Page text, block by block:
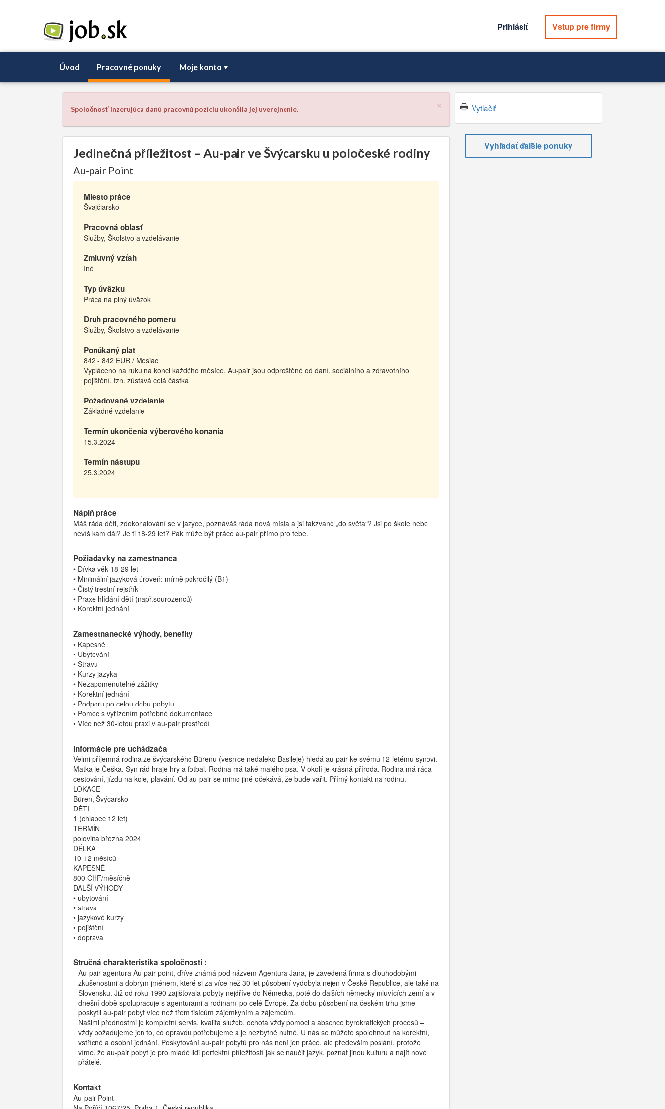
Prihlásiť Vstup pre firmy
Úvod Pracovné ponuky Moje konto
×
Spoločnosť inzerujúca danú pracovnú pozíciu ukončila jej uverejnenie.
Jedinečná příležitost – Au-pair ve Švýcarsku u poločeské rodiny
Au-pair Point
Miesto práce
Švajčiarsko
Pracovná oblasť
Služby, Školstvo a vzdelávanie
Zmluvný vzťah
Iné
Typ úväzku
Práca na plný úväzok
Druh pracovného pomeru
Služby, Školstvo a vzdelávanie
Ponúkaný plat
842 - 842 EUR / Mesiac
Vypláceno na ruku na konci každého měsíce. Au-pair jsou odproštěné od daní, sociálního a zdravotního
pojištění, tzn. zůstává celá částka
Požadované vzdelanie
Základné vzdelanie
Termín ukončenia výberového konania
15.3.2024
Termín nástupu
25.3.2024
Náplň práce
Máš ráda děti, zdokonalování se v jazyce, poznáváš ráda nová místa a jsi takzvaně „do světa“? Jsi po škole nebo
nevíš kam dál? Je ti 18-29 let? Pak může být práce au-pair přímo pro tebe.
Požiadavky na zamestnanca
• Dívka věk 18-29 let
• Minimální jazyková úroveň: mírně pokročilý (B1)
• Čistý trestní rejstřík
• Praxe hlídání dětí (např.sourozenců)
• Korektní jednání
Zamestnanecké výhody, benefity
• Kapesné
• Ubytování
• Stravu
• Kurzy jazyka
• Nezapomenutelné zážitky
• Korektní jednání
• Podporu po celou dobu pobytu
• Pomoc s vyřízením potřebné dokumentace
• Více než 30-letou praxi v au-pair prostředí
Informácie pre uchádzača
Velmi příjemná rodina ze švýcarského Bürenu (vesnice nedaleko Basileje) hledá au-pair ke svému 12-letému synovi.
Matka je Češka. Syn rád hraje hry a fotbal. Rodina má také malého psa. V okolí je krásná příroda. Rodina má ráda
cestování, jízdu na kole, plavání. Od au-pair se mimo jiné očekává, že bude vařit. Přímý kontakt na rodinu.
LOKACE
Büren, Švýcarsko
DĚTI
1 (chlapec 12 let)
TERMÍN
polovina března 2024
DÉLKA
10-12 měsíců
KAPESNÉ
800 CHF/měsíčně
DALŠÍ VÝHODY
• ubytování
• strava
• jazykové kurzy
• pojištění
• doprava
Stručná charakteristika spoločnosti :
Au-pair agentura Au-pair point, dříve známá pod názvem Agentura Jana, je zavedená firma s dlouhodobými
zkušenostmi a dobrým jménem, které si za více než 30 let působení vydobyla nejen v České Republice, ale také na
Slovensku. Již od roku 1990 zajišťovala pobyty nejdříve do Německa, poté do dalších německy mluvících zemí a v
dnešní době spolupracuje s agenturami a rodinami po celé Evropě. Za dobu působení na českém trhu jsme
poskytli au-pair pobyt více než třem tisícům zájemkyním a zájemcům.
Našimi přednostmi je kompletní servis, kvalita služeb, ochota vždy pomoci a absence byrokratických procesů –
vždy požadujeme jen to, co opravdu potřebujeme a je nezbytně nutné. U nás se můžete spolehnout na korektní,
vstřícné a osobní jednání. Poskytování au-pair pobytů pro nás není jen práce, ale především poslání, protože
víme, že au-pair pobyt je pro mladé lidi perfektní příležitostí jak se naučit jazyk, poznat jinou kulturu a najít nové
přátelé.
Kontakt
Au-pair Point
Vytlačiť
Vyhľadať ďaľšie ponuky